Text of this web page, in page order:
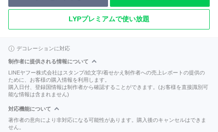
LYPプレミアムで使い放題
デコレーションに対応
制作者に提供される情報について
LINEヤフー株式会社はスタンプ/絵文字/着せかえ制作者への売上レポートの提供の
ために、お客様の購入情報を利用します。
購入日付、登録国情報は制作者から確認することができます。(お客様を直接識別可
能な情報は含まれません)
対応機能について
著作者の意向により非対応になる可能性があります。購入後のキャンセルはできま
せん。